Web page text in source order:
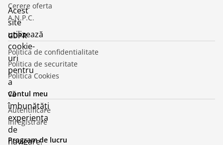
Cerere oferta
A.N.P.C.
GDPR
Politica de confidentialitate
Politica de securitate
Politica Cookies
Contul meu
Autentificare
Inregistrare
Program de lucru
Acest
site
utilizează
cookie-
uri
pentru
a
vă
îmbunătăți
experiența
de
navigare.